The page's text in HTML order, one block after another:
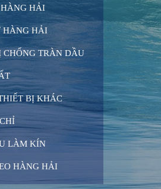
HẢI
HÀNG HẢI
CHỐNG TRÀN DẦU
BỊ KHÁC
LÀM KÍN
HÀNG HẢI